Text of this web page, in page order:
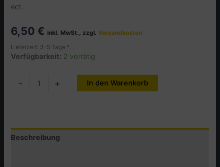
ect.
6,50 € inkl. MwSt., zzgl.Versandkosten
Lieferzeit: 3-5 Tage *
Verfügbarkeit: 2 vorrätig
-
STOPFEN,
Menge
+ In den Warenkorb
Beschreibung